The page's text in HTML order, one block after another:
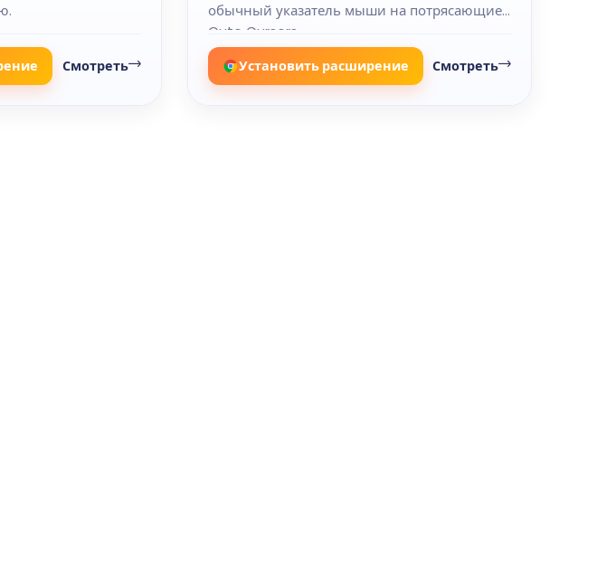
Смотреть
обычный указатель мыши на потрясающие
Cute Cursors.
Установить расширение Смотреть